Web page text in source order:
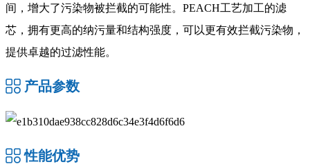
间，增大了污染物被拦截的可能性。PEACH工艺加工的滤
芯，拥有更高的纳污量和结构强度，可以更有效拦截污染物，
提供卓越的过滤性能。
产品参数
性能优势